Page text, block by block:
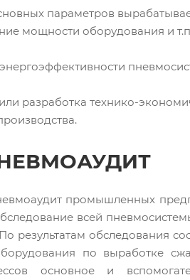
параметров
мощности оборудования и
разработка технико-
промышленных
всей
По результатам обследования
по выработке
основное и